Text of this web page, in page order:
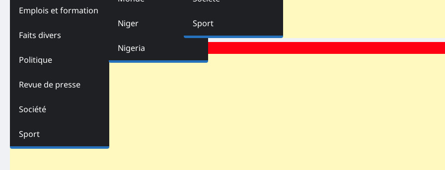
Emplois et formation
Faits divers
Politique
Revue de presse
Société
Sport
Niger
Nigeria
Sport